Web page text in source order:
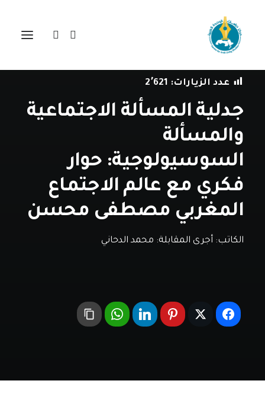
فيحوارات
عدد الزيارات: 2٬621
جدلية المسألة الاجتماعية
والمسألة
السوسيولوجية: حوار
فكري مع عالم الاجتماع
المغربي مصطفى محسن
الكاتب: أجرى المقابلة: محمد الدحاني